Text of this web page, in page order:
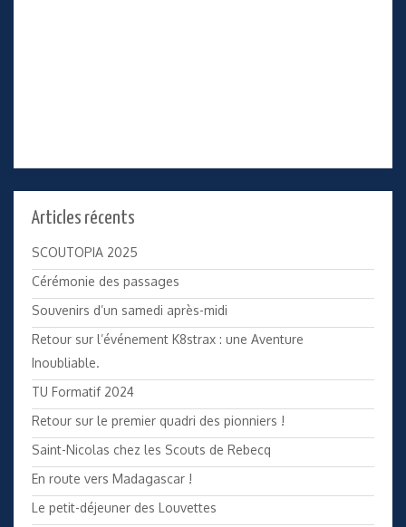
Articles récents
SCOUTOPIA 2025
Cérémonie des passages
Souvenirs d’un samedi après-midi
Retour sur l’événement K8strax : une Aventure
Inoubliable.
TU Formatif 2024
Retour sur le premier quadri des pionniers !
Saint-Nicolas chez les Scouts de Rebecq
En route vers Madagascar !
Le petit-déjeuner des Louvettes